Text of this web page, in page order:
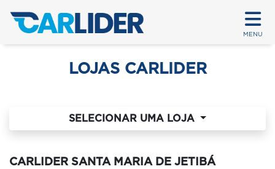
MENU
LOJAS CARLIDER
SELECIONAR UMA LOJA
CARLIDER SANTA MARIA DE JETIBÁ